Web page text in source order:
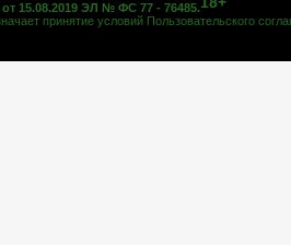
15.08.2019 ЭЛ № ФС 77 - 76485.
принятие условий Пользовательского